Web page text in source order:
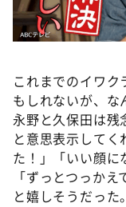
これまでのイワ
もしれないが、
永野と久保田は残
と意思表示して
た！」「いい顔に
「ずっとつっか
と嬉しそうだった。